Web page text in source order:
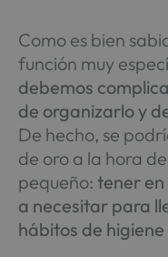
Como es bien
función muy
debemos
de organizarlo y
De hecho, se
de oro a la hora
pequeño: tener en
a necesitar para
hábitos de